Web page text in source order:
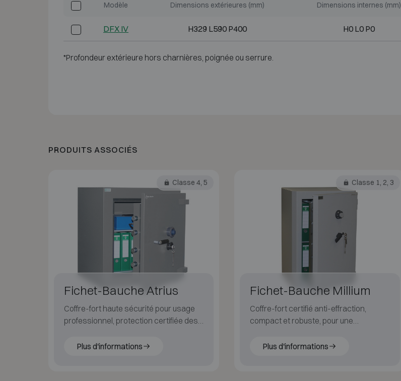
Modèle Dimensions extérieures (mm) Dimensions internes (mm)
DFX IV H329 L590 P400 H0 L0 P0
*Profondeur extérieure hors charnières, poignée ou serrure.
PRODUITS ASSOCIÉS
Classe 4, 5
Fichet-Bauche Atrius
Coffre-fort haute sécurité pour usage
professionnel, protection certifiée des
Plus d'informations
Classe 1, 2, 3
Fichet-Bauche Millium
Coffre-fort certifié anti-effraction,
compact et robuste, pour une
Plus d'informations